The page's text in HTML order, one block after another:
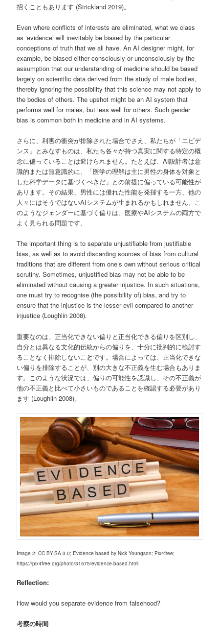
招くこともあります (Strickland 2019)。
Even where conflicts of interests are eliminated, what we class
as ‘evidence’ will inevitably be biased by the particular
conceptions of truth that we all have. An AI designer might, for
example, be biased either consciously or unconsciously by the
assumption that our understanding of medicine should be based
largely on scientific data derived from the study of male bodies,
thereby ignoring the possibility that this science may not apply to
the bodies of others. The upshot might be an AI system that
performs well for males, but less well for others. Such gender
bias is common both in medicine and in AI systems.
さらに、利害の衝突が排除された場合でさえ、私たちが「エビデ
ンス」とみなすものは、私たち各々が持つ真実に関する特定の概
念に偏っていることは避けられません。たとえば、AI設計者は意
識的または無意識的に、「医学の理解は主に男性の身体を対象と
した科学データに基づくべきだ」との前提に偏っている可能性が
あります。その結果、男性には優れた性能を発揮する一方、他の
人々にはそうではないAIシステムが生まれるかもしれません。こ
のようなジェンダーに基づく偏りは、医療やAIシステムの両方で
よく見られる問題です。
The important thing is to separate unjustifiable from justifiable
bias, as well as to avoid discarding sources of bias from cultural
traditions that are different from one’s own without serious critical
scrutiny. Sometimes, unjustified bias may not be able to be
eliminated without causing a greater injustice. In such situations,
one must try to recognise (the possibility of) bias, and try to
ensure that the injustice is the lesser evil compared to another
injustice (Loughlin 2008).
重要なのは、正当化できない偏りと正当化できる偏りを区別し、
自分とは異なる文化的伝統からの偏りを、十分に批判的に検討す
ることなく排除しないこ とです。場合によっては、正当化できな
い偏りを排除することが、別の大きな不正義を生む場合もありま
す。このような状況では、偏りの可能性を認識し、その不正義が
他の不正義と比べて小さいものであることを確認する必要があり
ます (Loughlin 2008)。
Image 2: CC BY-SA 3.0; Evidence based by Nick Youngson; Pix4free;
https://pix4free.org/photo/31575/evidence-based.html
Reflection:
How would you separate evidence from falsehood?
考察の時間